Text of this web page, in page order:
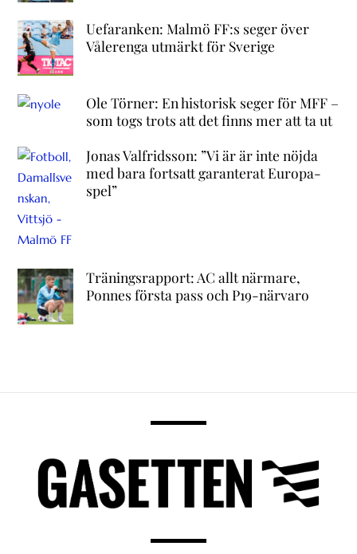
Uefaranken: Malmö FF:s seger över
Vålerenga utmärkt för Sverige
Ole Törner: En historisk seger för MFF –
som togs trots att det finns mer att ta ut
Jonas Valfridsson: ”Vi är är inte nöjda
med bara fortsatt garanterat Europa-
spel”
Träningsrapport: AC allt närmare,
Ponnes första pass och P19-närvaro